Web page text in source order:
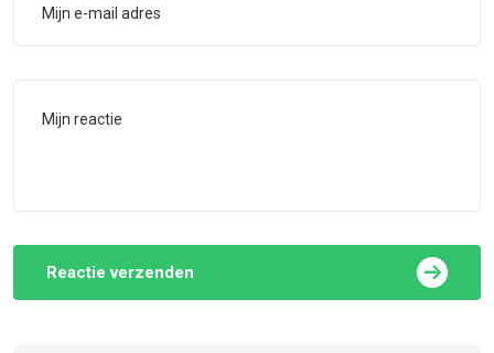
Reactie verzenden